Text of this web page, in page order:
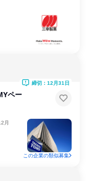
ペー
月
締切：12月31日
この企業の類似募集